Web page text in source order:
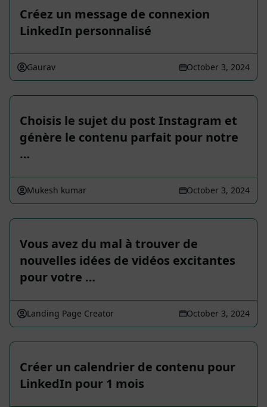
Créez un message de connexion
LinkedIn personnalisé
Gaurav October 3, 2024
Choisis le sujet du post Instagram et
génère le contenu parfait pour notre
…
Mukesh kumar October 3, 2024
Vous avez du mal à trouver de
nouvelles idées de vidéos excitantes
pour votre …
Landing Page Creator October 3, 2024
Créer un calendrier de contenu pour
LinkedIn pour 1 mois